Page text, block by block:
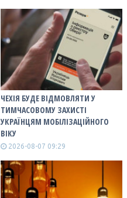
ЧЕХІЯ БУДЕ ВІДМОВЛЯТИ У
ТИМЧАСОВОМУ ЗАХИСТІ
УКРАЇНЦЯМ МОБІЛІЗАЦІЙНОГО
ВІКУ
2026-08-07 09:29